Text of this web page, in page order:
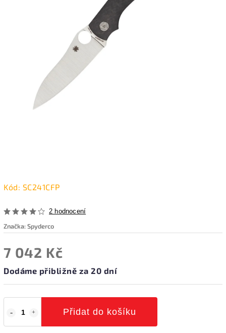
Kód: SC241CFP
2 hodnocení
Značka:Spyderco
7 042 Kč
Dodáme přibližně za 20 dní
Přidat do košíku